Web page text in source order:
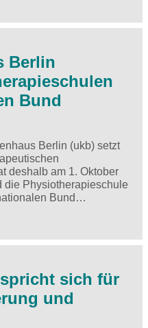
Berlin
Bund
Berlin (ukb) setzt
deshalb am 1. Oktober
die Physiotherapieschule
Bund…
sich für
und